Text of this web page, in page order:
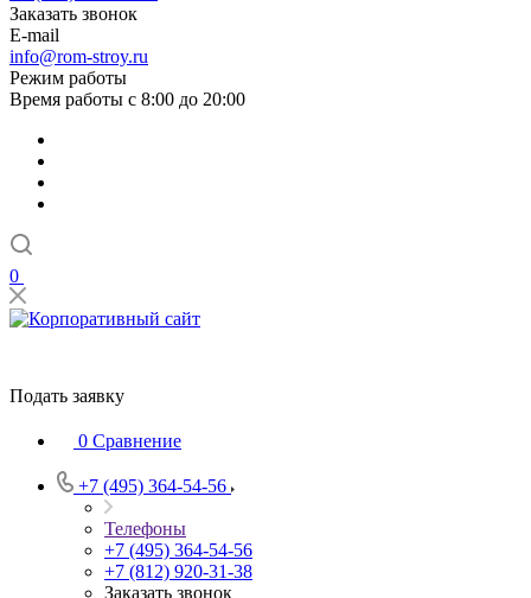
Заказать звонок
E-mail
info@rom-stroy.ru
Режим работы
Время работы с 8:00 до 20:00
0
Подать заявку
0 Сравнение
+7 (495) 364-54-56
Телефоны
+7 (495) 364-54-56
+7 (812) 920-31-38
Заказать звонок